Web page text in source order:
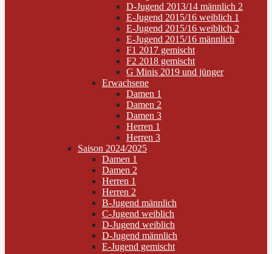
D-Jugend 2013/14 männlich 2
E-Jugend 2015/16 weiblich 1
E-Jugend 2015/16 weiblich 2
E-Jugend 2015/16 männlich
F1 2017 gemischt
F2 2018 gemischt
G Minis 2019 und jünger
Erwachsene
Damen 1
Damen 2
Damen 3
Herren 1
Herren 3
Saison 2024/2025
Damen 1
Damen 2
Herren 1
Herren 2
B-Jugend männlich
C-Jugend weiblich
D-Jugend weiblich
D-Jugend männlich
E-Jugend gemischt